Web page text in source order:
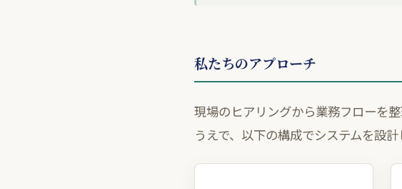
私たちのアプローチ
現場のヒアリングから業務フローを
うえで、以下の構成でシステムを設計